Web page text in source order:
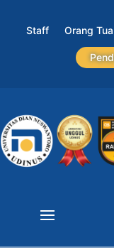
Staff Orang Tua